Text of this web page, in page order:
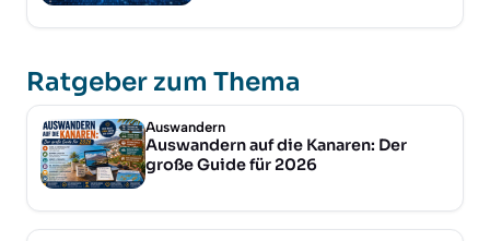
Ratgeber zum Thema
Auswandern
Auswandern auf die Kanaren: Der
große Guide für 2026